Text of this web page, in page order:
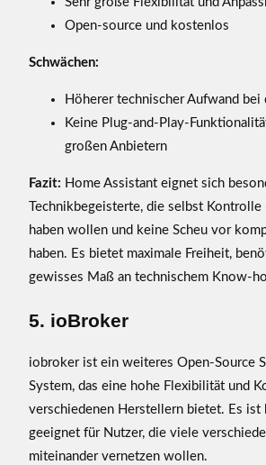
Open-source und kostenlos
Schwächen:
Höherer technischer Aufwand bei
Keine Plug-and-Play-
großen Anbietern
Fazit: Home Assistant eignet sich
Technikbegeisterte, die selbst
haben wollen und keine Scheu vor
haben. Es bietet maximale Freiheit,
gewisses Maß an technischem Know-
5. ioBroker
iobroker ist ein weiteres Open-Source
System, das eine hohe Flexibilität und
verschiedenen Herstellern bietet. Es ist
geeignet für Nutzer, die viele
miteinander vernetzen wollen.